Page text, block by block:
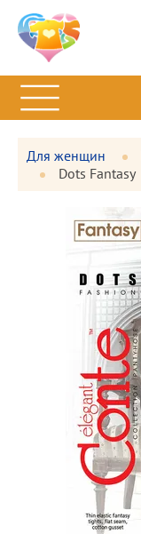
Для женщин
Dots Fantasy
фотография